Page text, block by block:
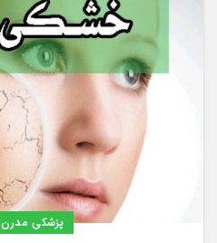
پزشکی مدرن